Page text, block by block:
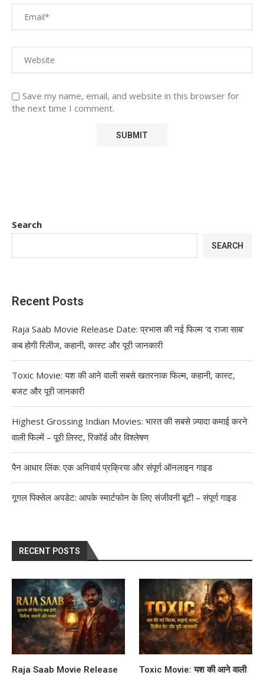
Save my name, email, and website in this browser for
the next time I comment.
Search
SEARCH
Recent Posts
Raja Saab Movie Release Date: प्रभास की नई फिल्म ‘द राजा साब’
कब होगी रिलीज, कहानी, कास्ट और पूरी जानकारी
Toxic Movie: यश की आने वाली सबसे खतरनाक फिल्म, कहानी, कास्ट,
बजट और पूरी जानकारी
Highest Grossing Indian Movies: भारत की सबसे ज़्यादा कमाई करने
वाली फिल्में – पूरी लिस्ट, रिकॉर्ड और विश्लेषण
पैन आधार लिंक: एक अनिवार्य प्रक्रिया और संपूर्ण ऑनलाइन गाइड
गूगल पिक्सेल अपडेट: आपके स्मार्टफोन के लिए संजीवनी बूटी – संपूर्ण गाइड
RECENT POSTS
Raja Saab Movie Release Toxic Movie: यश की आने वाली